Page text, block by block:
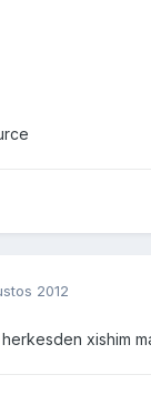
2012
xishim